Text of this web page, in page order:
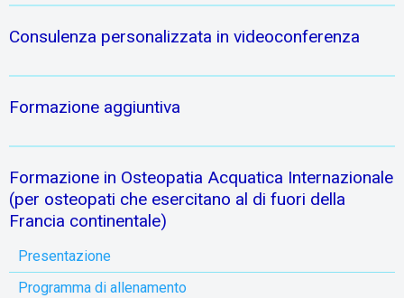
Consulenza personalizzata in videoconferenza
Formazione aggiuntiva
Formazione in Osteopatia Acquatica Internazionale
(per osteopati che esercitano al di fuori della
Francia continentale)
Presentazione
Programma di allenamento